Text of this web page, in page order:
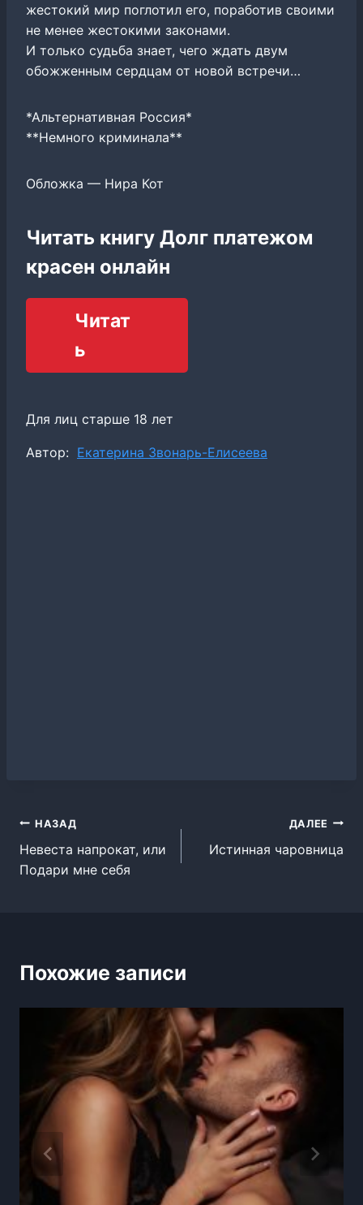
жестокий мир поглотил его, поработив своими
не менее жестокими законами.
И только судьба знает, чего ждать двум
обожженным сердцам от новой встречи…
*Альтернативная Россия*
**Немного криминала**
Обложка — Нира Кот
Читать книгу Долг платежом
красен онлайн
Читат
ь
Для лиц старше 18 лет
Метки
Автор: Екатерина Звонарь-Елисеева
Навигация
по
НАЗАД
Невеста напрокат, или
Подари мне себя
ДАЛЕЕ
Истинная чаровница
Похожие записи